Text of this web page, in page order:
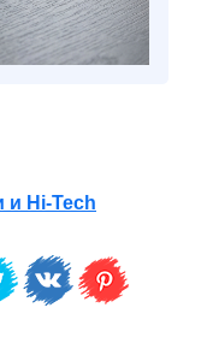
и Hi-Tech